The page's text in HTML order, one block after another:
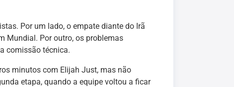
Por um lado, o empate diante do Irã
Mundial. Por outro, os problemas
comissão técnica.
minutos com Elijah Just, mas não
etapa, quando a equipe voltou a ficar